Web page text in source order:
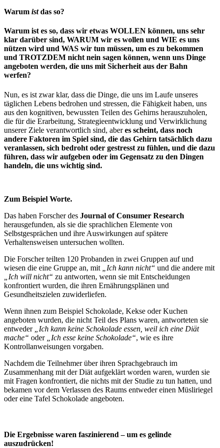
Warum istdas so?
Warum ist es so, dass wir etwas WOLLEN können, uns sehr
klar darüber sind, WARUM wir es wollen und WIE es uns
nützen wird und WAS wir tun müssen, um es zu bekommen
und TROTZDEM nicht nein sagen können, wenn uns Dinge
angeboten werden, die uns mit Sicherheit aus der Bahn
werfen?
Nun, es ist zwar klar, dass die Dinge, die uns im Laufe unseres
täglichen Lebens bedrohen und stressen, die Fähigkeit haben, uns
aus den kognitiven, bewussten Teilen des Gehirns herauszuholen,
die für die Erarbeitung, Strategieentwicklung und Verwirklichung
unserer Ziele verantwortlich sind, aberes scheint, dass noch
andere Faktoren im Spiel sind, die das Gehirn tatsächlich dazu
veranlassen, sich bedroht oder gestresst zu fühlen, und die dazu
führen, dass wir aufgeben oder im Gegensatz zu den Dingen
handeln, die uns wichtig sind.
Zum Beispiel Worte.
Das haben Forscher des Journal of Consumer Research
herausgefunden, als sie die sprachlichen Elemente von
Selbstgesprächen und ihre Auswirkungen auf spätere
Verhaltensweisen untersuchen wollten.
Die Forscher teilten 120 Probanden in zwei Gruppen auf und
wiesen die eine Gruppe an, mit
„Ich kann nicht“ und die andere mit
„Ich will nicht“ zu antworten, wenn sie mit Entscheidungen
konfrontiert wurden, die ihren Ernährungsplänen und
Gesundheitszielen zuwiderliefen.
Wenn ihnen zum Beispiel Schokolade, Kekse oder Kuchen
angeboten wurden, die nicht Teil des Plans waren, antworteten sie
entweder
„Ich kann keine Schokolade essen, weil ich eine Diät
mache“ oder„Ich esse keine Schokolade“, wie es ihre
Kontrollanweisungen vorgaben.
Nachdem die Teilnehmer über ihren Sprachgebrauch im
Zusammenhang mit der Diät aufgeklärt worden waren, wurden sie
mit Fragen konfrontiert, die nichts mit der Studie zu tun hatten, und
bekamen vor dem Verlassen des Raums entweder einen Müsliriegel
oder eine Tafel Schokolade angeboten.
Die Ergebnisse waren faszinierend – um es gelinde
auszudrücken!